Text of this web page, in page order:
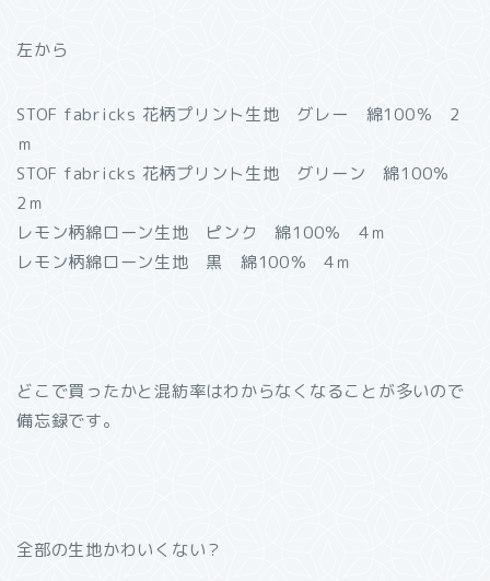
左から
STOF fabricks 花柄プリント生地 グレー 綿100％ 2
ｍ
STOF fabricks 花柄プリント生地 グリーン 綿100％
2ｍ
レモン柄綿ローン生地 ピンク 綿100％ 4ｍ
レモン柄綿ローン生地 黒 綿100％ 4ｍ
どこで買ったかと混紡率はわからなくなることが多いので
備忘録です。
全部の生地かわいくない？